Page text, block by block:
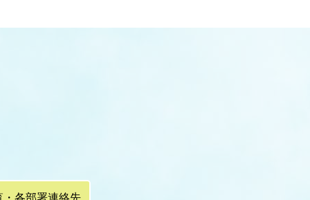
・各部署連絡先